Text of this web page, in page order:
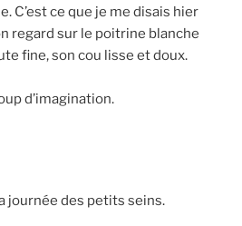
C’est ce que je me disais hier
regard sur le poitrine blanche
fine, son cou lisse et doux.
d’imagination.
journée des petits seins.